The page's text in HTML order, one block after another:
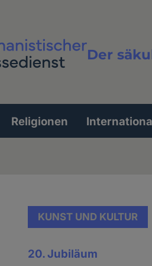
Der
Religionen
KUNST UND KULTUR
20. Jubiläum